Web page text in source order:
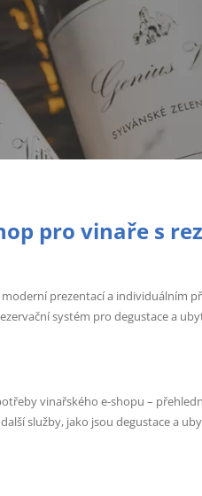
pro vinaře s
prezentací a individuálním
systém pro degustace a
vinařského e-shopu –
služby, jako jsou degustace a